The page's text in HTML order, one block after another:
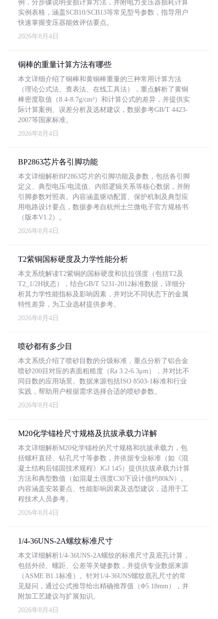
例，分步骤说明变损计算方法，并附电力变压器损耗计算
实例表格，涵盖SCB10/SCB13等常见型号参数，指导用户
快速掌握变压器能效评估要点。
2026年8月4日
铜棒的重量计算方法有哪些
本文详细介绍了铜棒和黄铜棒重量的三种常用计算方法
（理论公式法、查表法、在线工具法），重点解析了黄铜
棒密度取值（8.4-8.7g/cm³）和计算公式的差异，并提供实
际计算案例、误差分析及选材建议，数据参考GB/T 4423-
2007等国家标准。
2026年8月4日
BP2863芯片各引脚功能
本文详细解析BP2863芯片的引脚功能及参数，包括各引脚
定义、典型电压/电流值、内部逻辑关系等核心数据，并附
引脚参数对照表。内容涵盖驱动配置、保护机制及典型应
用电路设计要点，数据参考自杭州士兰微电子官方规格书
（版本V1.2）。
2026年8月4日
T2紫铜国标硬度及力学性能分析
本文系统解读T2紫铜的国标硬度和抗拉强度（包括T2及
T2_1/2H状态），结合GB/T 5231-2012标准数据，详细分
析其力学性能指标及影响因素，并对比不同状态下的金属
特性差异，为工业选材提供参考。
2026年8月4日
喷砂都有多少目
本文系统介绍了喷砂目数的分级标准，重点分析了铝合金
喷砂200目对应的表面粗糙度（Ra 3.2-6.3μm），并对比不
同目数的应用场景。数据来源包括ISO 8503-1标准和行业
实践，帮助用户根据需求选择合适的喷砂参数。
2026年8月4日
M20化学锚栓尺寸规格及抗拔承载力详解
本文详细解析M20化学锚栓的尺寸规格和抗拔承载力，包
括螺杆直径、钻孔尺寸等参数，并依据专业标准（如《混
凝土结构后锚固技术规程》JGJ 145）提供抗拔承载力计算
方法和典型数值（如混凝土强度C30下设计值约80kN）。
内容涵盖安装要点、性能影响因素及选型建议，适用于工
程技术人员参考。
2026年8月4日
1/4-36UNS-2A螺纹标准尺寸
本文详细解析1/4-36UNS-2A螺纹的标准尺寸及底孔计算，
包括外径、螺距、公差等关键参数，并提供专业数据来源
（ASME B1.1标准）。针对1/4-36UNS螺纹底孔尺寸的常
见疑问，通过公式推导给出精确推荐值（Φ5.18mm），并
附加工艺建议与扩展知识。
2026年8月4日